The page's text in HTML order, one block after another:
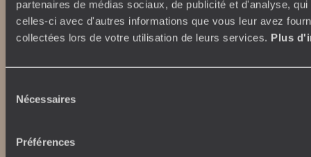
partenaires de médias sociaux, de publicité et d'analyse,
celles-ci avec d'autres informations que vous leur avez
collectées lors de votre utilisation de leurs services. Plus
Nécessaires
Préférences
Nos engagements